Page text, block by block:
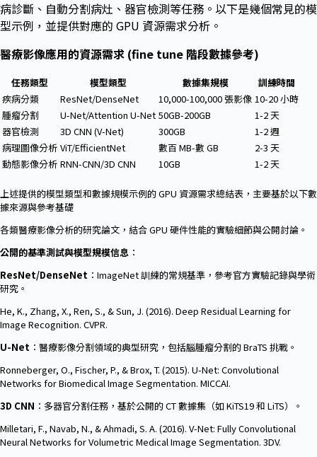
病診斷、自動分割病灶、器官檢測等任務。以下是幾個常見的模
型示例，並提供對應的 GPU 資源需求分析。
醫療影像應用的資源需求 (fine tune 階段數據參考)
任務類型 模型類型 數據集規模
訓練時間
疾病分類
ResNet/DenseNet 10,000-100,000 張影像 10-20 小時
腫瘤分割
U-Net/Attention U-Net 50GB-200GB
1-2 天
器官檢測
3D CNN (V-Net) 300GB
1-2 週
病理圖像分析 ViT/EfficientNet 數百 MB-數 GB
2-3 天
動態影像分析 RNN-CNN/3D CNN 10GB 1-2 天
上述提供的模型類型和數據規模示例的 GPU 資源需求總結表，主要基於以下數
據來源與參考基礎
各類醫療影像分析的研究論文，結合 GPU 硬件性能的實驗細節與公開討論。
公開的基準測試與模型規模信息 ：
ResNet/DenseNet ：ImageNet 訓練的常規基準，參考官方實驗記錄與學術
研究。
He, K., Zhang, X., Ren, S., & Sun, J. (2016). Deep Residual Learning for
Image Recognition. CVPR.
U-Net ：醫療影像分割領域的典型研究，包括腦腫瘤分割的 BraTS 挑戰。
Ronneberger, O., Fischer, P., & Brox, T. (2015). U-Net: Convolutional
Networks for Biomedical Image Segmentation. MICCAI.
3D CNN ：多器官分割任務，基於公開的 CT 數據集（如 KiTS19 和 LiTS）。
Milletari, F., Navab, N., & Ahmadi, S. A. (2016). V-Net: Fully Convolutional
Neural Networks for Volumetric Medical Image Segmentation. 3DV.